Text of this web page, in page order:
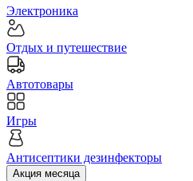
Электроника
Отдых и путешествие
Автотовары
Игры
Антисептики дезинфекторы
Акция месяца